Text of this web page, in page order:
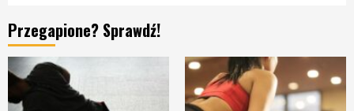
Przegapione? Sprawdź!